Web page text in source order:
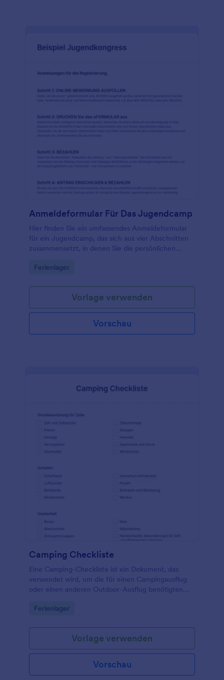
Anmeldeformular Für Das Jugendcamp
Hier finden Sie ein umfassendes Anmeldeformular
für ein Jugendcamp, das sich aus vier Abschnitten
zusammensetzt, in denen Sie die persönlichen
Kontaktdaten der Eltern und die Kontaktdaten für
und die Zustimmung zu den Geschäftsbedingungen
angeben. Sie können diese Vorlage als Grundlage
verwenden und sie mit einer Vielzahl von Jotform-
Tools und -Integrationen anpassen. Sie können Ihr
Logo hinzufügen, Felder hinzufügen, entfernen
Go to Category:
Ferienlager
Vorlage verwenden
Vorschau
Camping Checkliste
Eine Camping-Checkliste ist ein Dokument, das
verwendet wird, um die für einen Campingausflug
oder einen anderen Outdoor-Ausflug benötigten
Go to Category:
Ferienlager
Vorlage verwenden
Vorschau